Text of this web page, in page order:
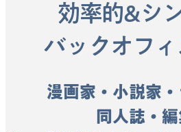
効率的&シ
バックオフ
漫画家・小説家・
同人誌・